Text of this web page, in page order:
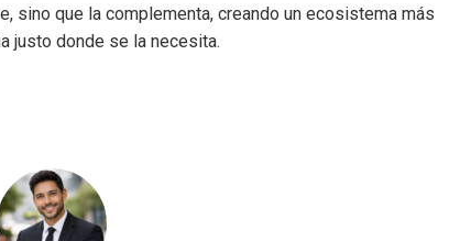
sino que la complementa, creando un ecosistema más
justo donde se la necesita.